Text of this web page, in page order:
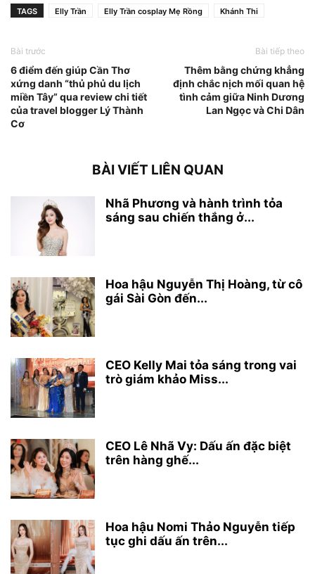
TAGS Elly Trần Elly Trần cosplay Mẹ Rồng Khánh Thi
Bài trước
6 điểm đến giúp Cần Thơ
xứng danh “thủ phủ du lịch
miền Tây” qua review chi tiết
của travel blogger Lý Thành
Cơ
Bài tiếp theo
Thêm bằng chứng khẳng
định chắc nịch mối quan hệ
tình cảm giữa Ninh Dương
Lan Ngọc và Chi Dân
BÀI VIẾT LIÊN QUAN
Nhã Phương và hành trình tỏa
sáng sau chiến thắng ở...
Hoa hậu Nguyễn Thị Hoàng, từ cô
gái Sài Gòn đến...
CEO Kelly Mai tỏa sáng trong vai
trò giám khảo Miss...
CEO Lê Nhã Vy: Dấu ấn đặc biệt
trên hàng ghế...
Hoa hậu Nomi Thảo Nguyễn tiếp
tục ghi dấu ấn trên...